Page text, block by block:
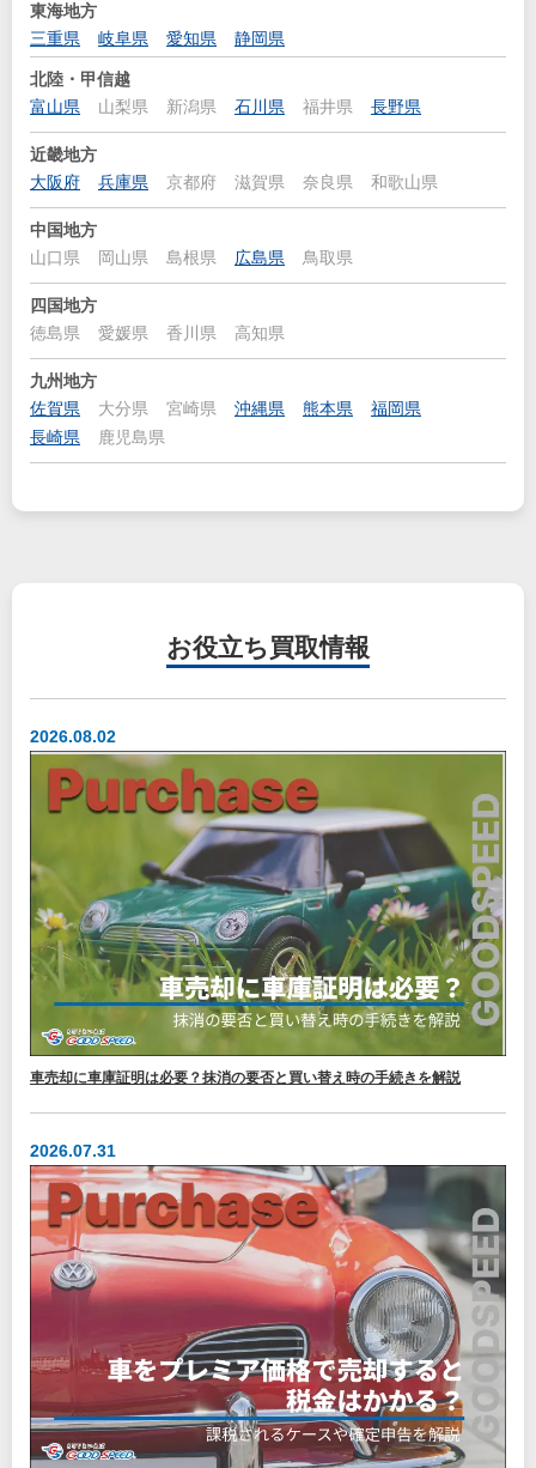
東海地方
三重県
岐阜県 愛知県 静岡県
北陸・甲信越
富山県
山梨県 新潟県 石川県 福井県 長野県
近畿地方
大阪府
兵庫県 京都府 滋賀県 奈良県 和歌山県
中国地方
山口県
岡山県 島根県 広島県 鳥取県
四国地方
徳島県
愛媛県 香川県 高知県
九州地方
佐賀県
大分県 宮崎県 沖縄県 熊本県
福岡県
長崎県
鹿児島県
お役立ち 買取情報
2026.08.02
車売却に車庫証明は必要？抹消の要否と買い替え時の手続きを解説
2026.07.31